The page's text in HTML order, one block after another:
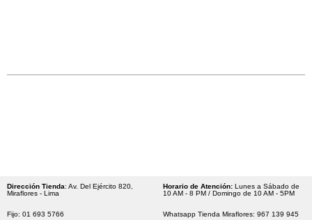
Dirección Tienda: Av. Del Ejército 820,
Miraflores - Lima
Fijo: 01 693 5766
Horario de Atención: Lunes a Sábado de
10 AM - 8 PM / Domingo de 10 AM - 5PM
Whatsapp Tienda Miraflores: 967 139 945